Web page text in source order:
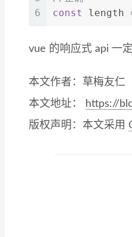
6
const
length
vue 的响应式 api 一
本文作者：草梅友仁
本文地址：
https://
版权声明：本文采用